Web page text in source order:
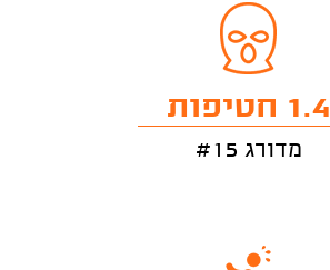
1.4 חטיפות
מדורג #15